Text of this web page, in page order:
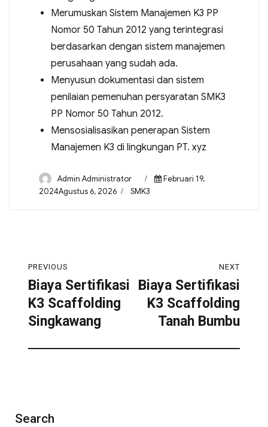
Merumuskan Sistem Manajemen K3 PP
Nomor 50 Tahun 2012 yang terintegrasi
berdasarkan dengan sistem manajemen
perusahaan yang sudah ada.
Menyusun dokumentasi dan sistem
penilaian pemenuhan persyaratan SMK3
PP Nomor 50 Tahun 2012.
Mensosialisasikan penerapan Sistem
Manajemen K3 di lingkungan PT. xyz
Admin Administrator
Februari 19,
2024Agustus 6, 2026
SMK3
PREVIOUS
Biaya Sertifikasi
K3 Scaffolding
Singkawang
NEXT
Biaya Sertifikasi
K3 Scaffolding
Tanah Bumbu
Search